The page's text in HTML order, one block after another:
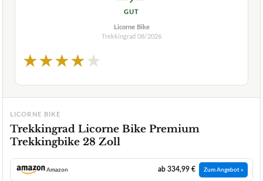
GUT
Licorne Bike
Trekkingrad 08/2026
★★★★★
LICORNE BIKE
Trekkingrad Licorne Bike Premium
Trekkingbike 28 Zoll
Amazon ab 334,99 € Zum Angebot »